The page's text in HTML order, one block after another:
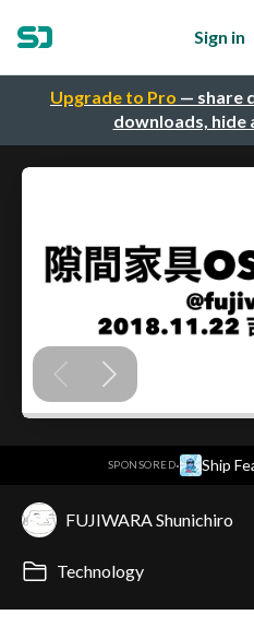
Upgrade to Pro — share
downloads, hide
Sign in
SPONSORED· Ship
FUJIWARA Shunichiro
Technology